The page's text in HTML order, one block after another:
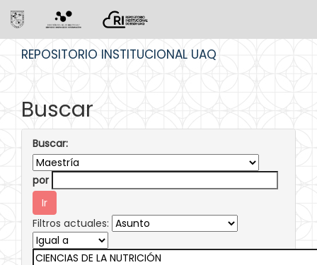
REPOSITORIO INSTITUCIONAL UAQ
Buscar
Buscar:
por
Filtros actuales: